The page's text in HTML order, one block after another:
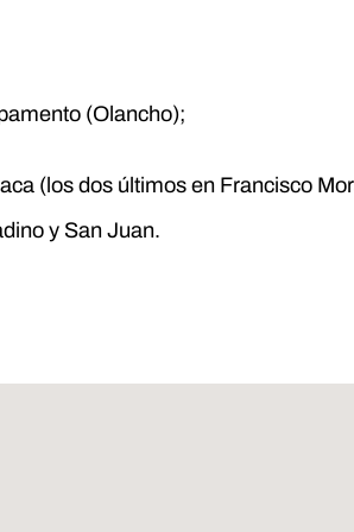
(Olancho);
(los dos últimos en Francisco
y San Juan.